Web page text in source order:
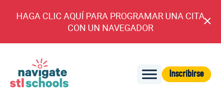
HAGA CLIC AQUÍ PARA PROGRAMAR UNA CITA
CON UN NAVEGADOR
Inscribirse